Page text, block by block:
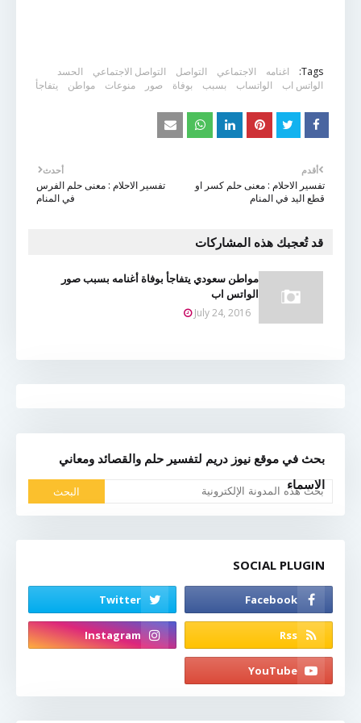
Tags: اغنامه الاجتماعي التواصل التواصل الاجتماعي
الحسد
الواتس اب
الواتساب بسبب بوفاة صور منوعات مواطن يتفاجأ
أحدث
تفسير الاحلام : معنى حلم الفرس
في المنام
أقدم
تفسير الاحلام : معنى حلم كسر او
قطع اليد في المنام
قد تُعجبك هذه المشاركات
مواطن سعودي يتفاجأ بوفاة أغنامه بسبب صور
الواتس اب
July 24, 2016
بحث في موقع نيوز دريم لتفسير حلم والقصائد ومعاني
الاسماء
SOCIAL PLUGIN